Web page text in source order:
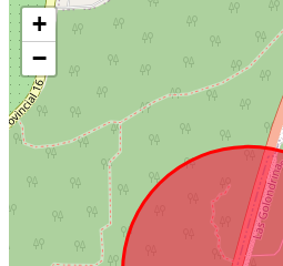
+
−